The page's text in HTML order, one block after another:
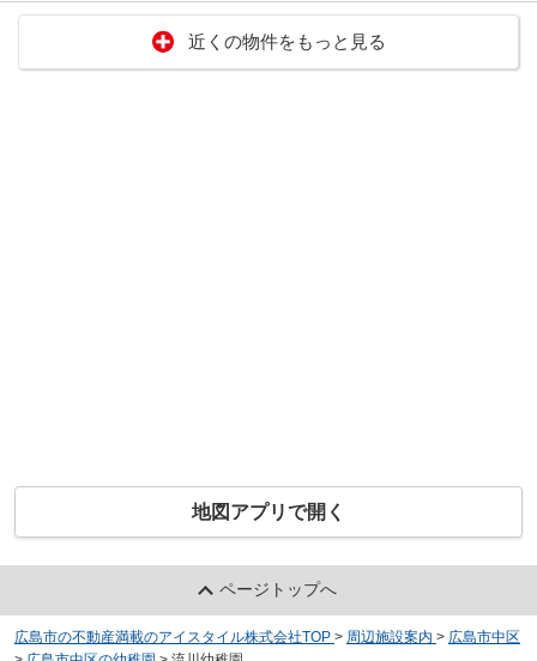
近くの物件をもっと見る
地図アプリで開く
ページトップへ
広島市の不動産満載のアイスタイル株式会社TOP > 周辺施設案内 > 広島市中区